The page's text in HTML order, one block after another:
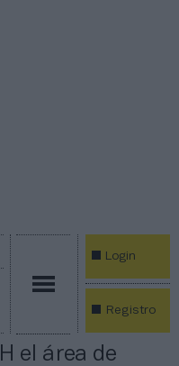
Login
Registro
el área de